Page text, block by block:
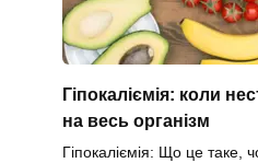
Гіпокаліємія: коли
на весь організм
Гіпокаліємія: Що це таке,